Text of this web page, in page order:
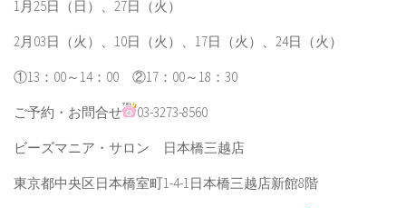
1月25日（日）、27日（火）
2月03日（火）、10日（火）、17日（火）、24日（火）
①13：00～14：00 ②17：00～18：30
ご予約・お問合せ 03-3273-8560
ビーズマニア・サロン 日本橋三越店
東京都中央区日本橋室町1-4-1日本橋三越店新館8階